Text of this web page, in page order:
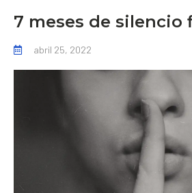
7 meses de silencio
abril 25, 2022